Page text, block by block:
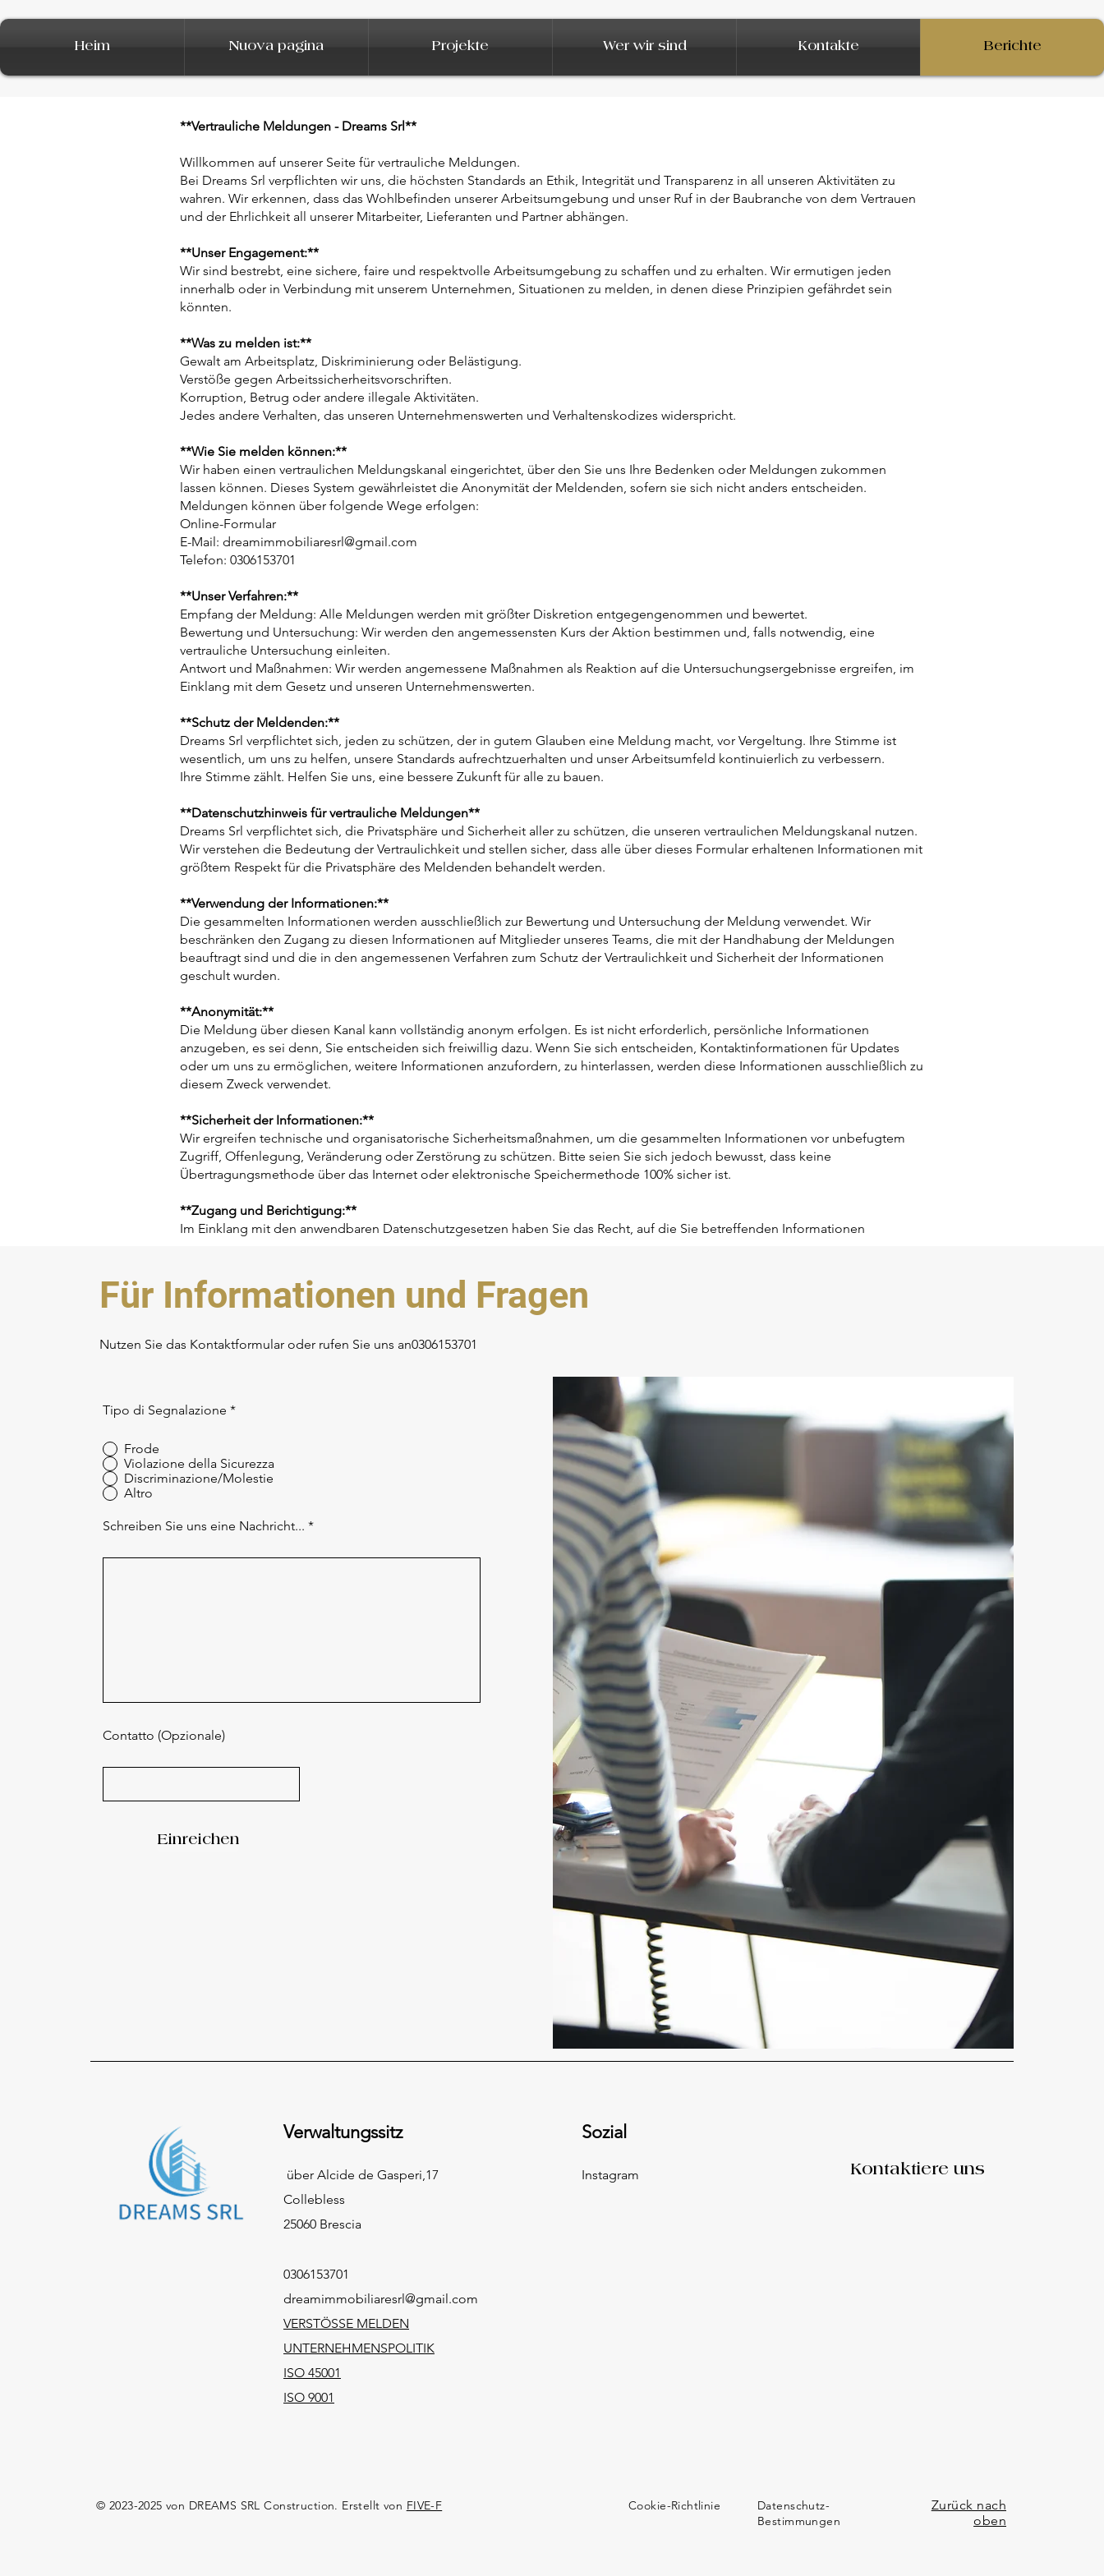
Heim Nuova pagina Projekte Wer wir sind Kontakte Berichte
**Vertrauliche Meldungen - Dreams Srl**
Willkommen auf unserer Seite für vertrauliche Meldungen.
Bei Dreams Srl verpflichten wir uns, die höchsten Standards an Ethik, Integrität und Transparenz in all unseren Aktivitäten zu
wahren. Wir erkennen, dass das Wohlbefinden unserer Arbeitsumgebung und unser Ruf in der Baubranche von dem Vertrauen
und der Ehrlichkeit all unserer Mitarbeiter, Lieferanten und Partner abhängen.
**Unser Engagement:**
Wir sind bestrebt, eine sichere, faire und respektvolle Arbeitsumgebung zu schaffen und zu erhalten. Wir ermutigen jeden
innerhalb oder in Verbindung mit unserem Unternehmen, Situationen zu melden, in denen diese Prinzipien gefährdet sein
könnten.
**Was zu melden ist:**
Gewalt am Arbeitsplatz, Diskriminierung oder Belästigung.
Verstöße gegen Arbeitssicherheitsvorschriften.
Korruption, Betrug oder andere illegale Aktivitäten.
Jedes andere Verhalten, das unseren Unternehmenswerten und Verhaltenskodizes widerspricht.
**Wie Sie melden können:**
Wir haben einen vertraulichen Meldungskanal eingerichtet, über den Sie uns Ihre Bedenken oder Meldungen zukommen
lassen können. Dieses System gewährleistet die Anonymität der Meldenden, sofern sie sich nicht anders entscheiden.
Meldungen können über folgende Wege erfolgen:
Online-Formular
E-Mail: dreamimmobiliaresrl@gmail.com
Telefon: 0306153701
**Unser Verfahren:**
Empfang der Meldung: Alle Meldungen werden mit größter Diskretion entgegengenommen und bewertet.
Bewertung und Untersuchung: Wir werden den angemessensten Kurs der Aktion bestimmen und, falls notwendig, eine
vertrauliche Untersuchung einleiten.
Antwort und Maßnahmen: Wir werden angemessene Maßnahmen als Reaktion auf die Untersuchungsergebnisse ergreifen, im
Einklang mit dem Gesetz und unseren Unternehmenswerten.
**Schutz der Meldenden:**
Dreams Srl verpflichtet sich, jeden zu schützen, der in gutem Glauben eine Meldung macht, vor Vergeltung. Ihre Stimme ist
wesentlich, um uns zu helfen, unsere Standards aufrechtzuerhalten und unser Arbeitsumfeld kontinuierlich zu verbessern.
Ihre Stimme zählt. Helfen Sie uns, eine bessere Zukunft für alle zu bauen.
**Datenschutzhinweis für vertrauliche Meldungen**
Dreams Srl verpflichtet sich, die Privatsphäre und Sicherheit aller zu schützen, die unseren vertraulichen Meldungskanal nutzen.
Wir verstehen die Bedeutung der Vertraulichkeit und stellen sicher, dass alle über dieses Formular erhaltenen Informationen mit
größtem Respekt für die Privatsphäre des Meldenden behandelt werden.
**Verwendung der Informationen:**
Die gesammelten Informationen werden ausschließlich zur Bewertung und Untersuchung der Meldung verwendet. Wir
beschränken den Zugang zu diesen Informationen auf Mitglieder unseres Teams, die mit der Handhabung der Meldungen
beauftragt sind und die in den angemessenen Verfahren zum Schutz der Vertraulichkeit und Sicherheit der Informationen
geschult wurden.
**Anonymität:**
Die Meldung über diesen Kanal kann vollständig anonym erfolgen. Es ist nicht erforderlich, persönliche Informationen
anzugeben, es sei denn, Sie entscheiden sich freiwillig dazu. Wenn Sie sich entscheiden, Kontaktinformationen für Updates
oder um uns zu ermöglichen, weitere Informationen anzufordern, zu hinterlassen, werden diese Informationen ausschließlich zu
diesem Zweck verwendet.
**Sicherheit der Informationen:**
Wir ergreifen technische und organisatorische Sicherheitsmaßnahmen, um die gesammelten Informationen vor unbefugtem
Zugriff, Offenlegung, Veränderung oder Zerstörung zu schützen. Bitte seien Sie sich jedoch bewusst, dass keine
Übertragungsmethode über das Internet oder elektronische Speichermethode 100% sicher ist.
**Zugang und Berichtigung:**
Im Einklang mit den anwendbaren Datenschutzgesetzen haben Sie das Recht, auf die Sie betreffenden Informationen
Für Informationen und Fragen
Nutzen Sie das Kontaktformular oder rufen Sie uns an0306153701
Tipo di Segnalazione *
Frode
Violazione della Sicurezza
Discriminazione/Molestie
Altro
Schreiben Sie uns eine Nachricht...
Contatto (Opzionale)
Einreichen
Verwaltungssitz
über Alcide de Gasperi,17
Collebless
25060 Brescia
0306153701
dreamimmobiliaresrl@gmail.com
VERSTÖSSE MELDEN
UNTERNEHMENSPOLITIK
ISO 45001
ISO 9001
Sozial
Instagram Kontaktiere uns
© 2023-2025 von DREAMS SRL Construction. Erstellt von FIVE-F Cookie-Richtlinie
Datenschutz-
Bestimmungen
Zurück nach
oben